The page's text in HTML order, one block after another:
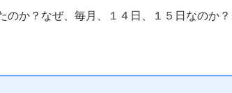
のか？なぜ、毎月、１４日、１５日なのか